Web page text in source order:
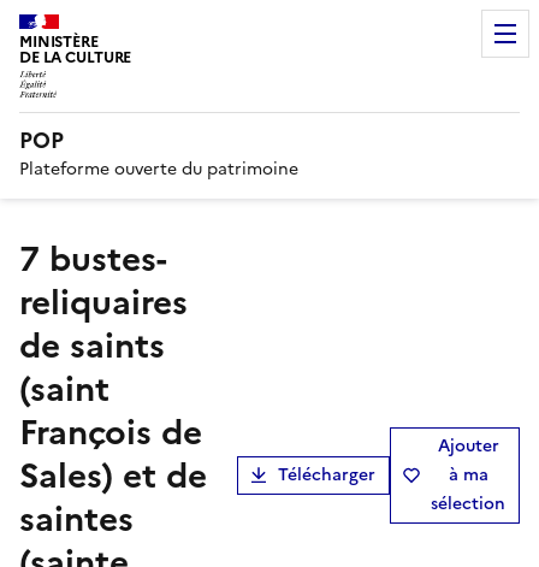
MINISTÈRE
DE LA CULTURE
POP
Plateforme ouverte du patrimoine
7 bustes-
reliquaires
de saints
(saint
François de
Sales) et de
saintes
Télécharger
Ajouter
à ma
sélection